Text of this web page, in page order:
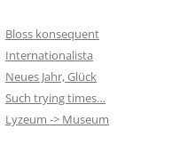
Bloss konsequent
Internationalista
Neues Jahr, Glück
Such trying times…
Lyzeum -> Museum